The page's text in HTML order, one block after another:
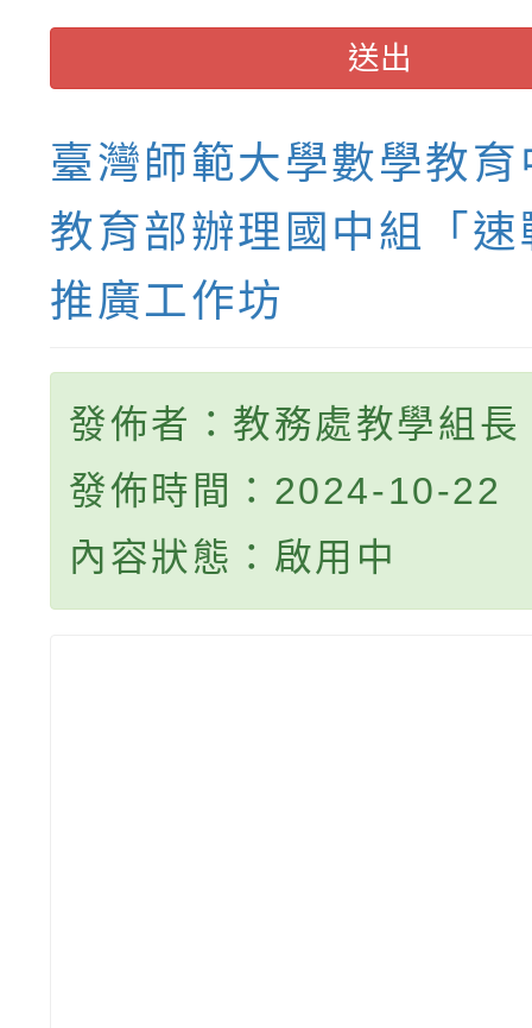
送出
臺灣師範大學數學教
教育部辦理國中組「
推廣工作坊
發佈者：教務處教學組長
發佈時間：2024-10-22
內容狀態：啟用中